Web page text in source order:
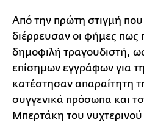
Από την πρώτη στιγμή
διέρρευσαν οι φήμες πως
δημοφιλή τραγουδιστή,
επίσημων εγγράφων για
κατέστησαν απαραίτητη
συγγενικά πρόσωπα και
Μπερτάκη του